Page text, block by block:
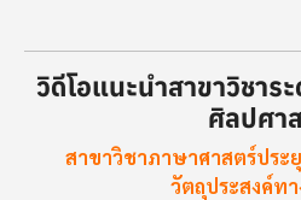
วิดีโอแนะนำสาขาวิชา
ศิลปศา
สาขาวิชาภาษาศาสตร์ประ
วัตถุประสงค์ท